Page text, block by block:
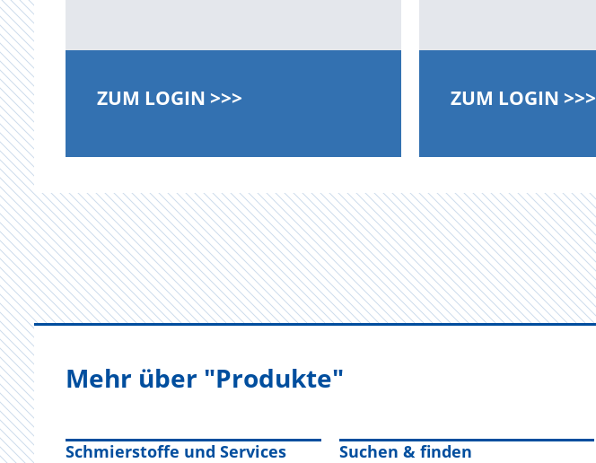
ZUM LOGIN >>> ZUM LOGIN >>>
Mehr über "Produkte"
Schmierstoffe und Services Suchen & finden